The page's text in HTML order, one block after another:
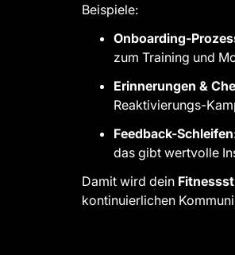
Beispiele:
Onboarding-
zum Training und
Erinnerungen &
Reaktivierungs-
Feedback-Schleifen
das gibt wertvolle
Damit wird dein
kontinuierlichen